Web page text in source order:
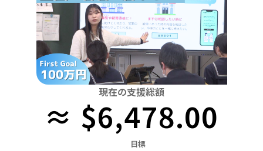
九州・沖縄
新潟 富山 石川 福井 山梨 長野
三重 滋賀 京都 大阪 兵庫 奈良
島根 岡山 広島 山口
九州・沖縄
現在の支援総額
≈ $6,478.00
目標